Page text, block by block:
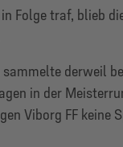
Folge traf, blieb
sammelte derweil
in der
Viborg FF keine